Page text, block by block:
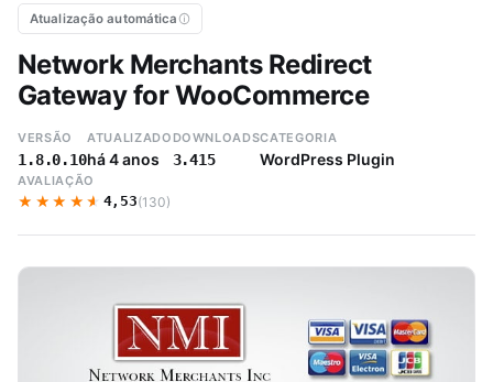
Atualização automática
Network Merchants Redirect
Gateway for WooCommerce
VERSÃO
1.8.0.10
ATUALIZADO
há 4 anos
DOWNLOADS
3.415
CATEGORIA
WordPress Plugin
AVALIAÇÃO
★★★★★
★★★★★ 4,53(130)